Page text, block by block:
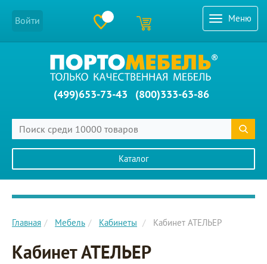
Меню
Войти
(499)653-73-43 (800)333-63-86
Каталог
Главное меню сайта
Главная Мебель Кабинеты Кабинет АТЕЛЬЕР
Кабинет АТЕЛЬЕР